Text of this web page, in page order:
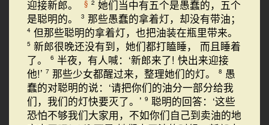
迎接新郎。
§ 2 她们当中有五个是愚蠢的，五个
是聪明的。
3 那些愚蠢的拿着灯，却没有带油；
4 但那些聪明的拿着灯，也把油装在瓶里带来。
5 新郎很晚还没有到，她们都打瞌睡， 而且睡着
了。
6 半夜，有人喊：‘新郎来了! 快出来迎接
他!’ 7 那些少女都醒过来，整理她们的灯。 8 愚
蠢的对聪明的说：‘请把你们的油分一部分给我
们，我们的灯快要灭了。’ 9 聪明的回答：‘这些
恐怕不够我们大家用，不如你们自己到卖油的地